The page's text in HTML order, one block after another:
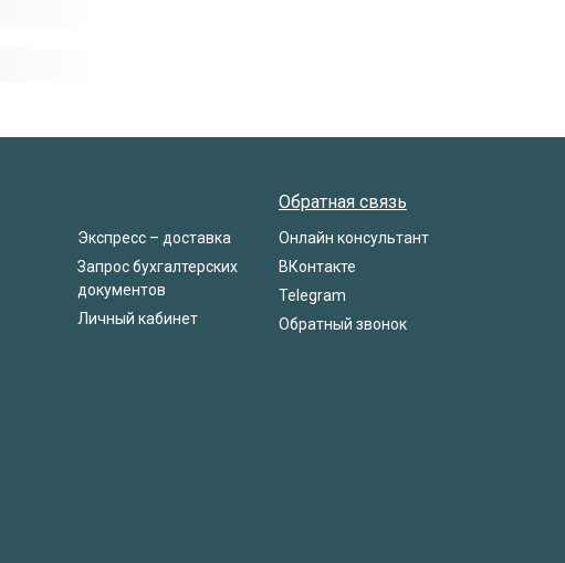
Экспресс – доставка
Запрос бухгалтерских
документов
Личный кабинет
Обратная связь
Онлайн консультант
ВКонтакте
Telegram
Обратный звонок